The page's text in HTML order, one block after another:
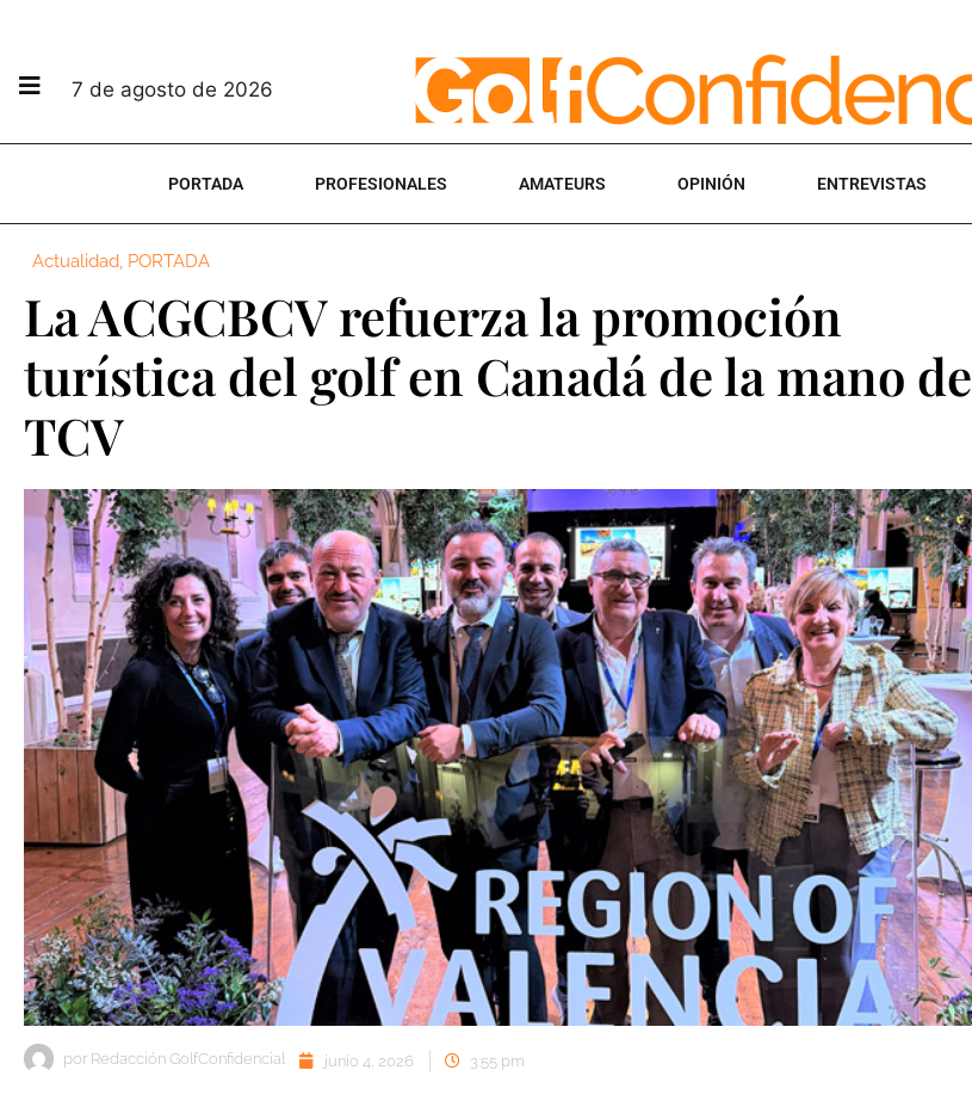
7 de agosto de 2026
PORTADA PROFESIONALES AMATEURS OPINIÓN ENTREVISTAS
Actualidad, PORTADA
La ACGCBCV refuerza la promoción
turística del golf en Canadá de la mano de
TCV
por Redacción GolfConfidencial junio 4, 2026 3:55 pm